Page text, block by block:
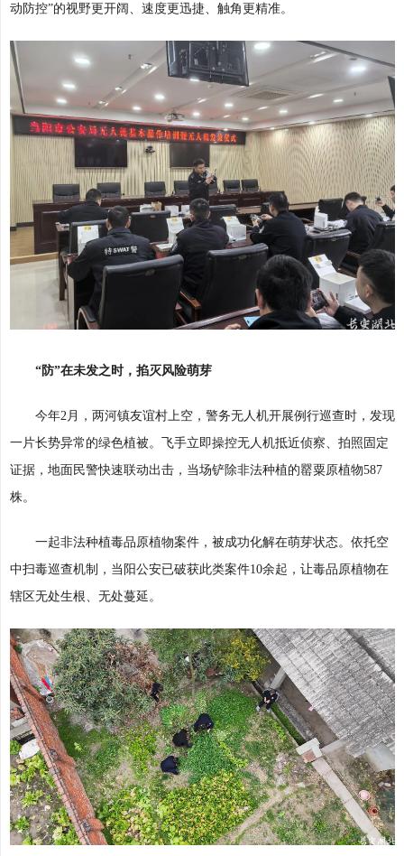
动防控”的视野更开阔、速度更迅捷、触角更精准。
“防”在未发之时，掐灭风险萌芽
今年2月，两河镇友谊村上空，警务无人机开展例行巡查时，发现
一片长势异常的绿色植被。飞手立即操控无人机抵近侦察、拍照固定
证据，地面民警快速联动出击，当场铲除非法种植的罂粟原植物587
株。
一起非法种植毒品原植物案件，被成功化解在萌芽状态。依托空
中扫毒巡查机制，当阳公安已破获此类案件10余起，让毒品原植物在
辖区无处生根、无处蔓延。